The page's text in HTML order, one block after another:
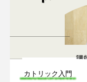
カトリック入門